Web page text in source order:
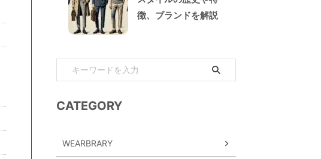
徴、ブランドを解説
CATEGORY
WEARBRARY